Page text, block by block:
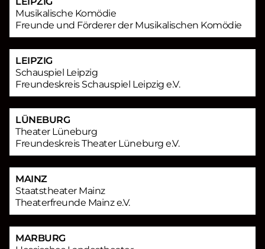
Musikalische Komödie
Freunde und Förderer der Musikalischen Komödie
LEIPZIG
Schauspiel Leipzig
Freundeskreis Schauspiel Leipzig e.V.
LÜNEBURG
Theater Lüneburg
Freundeskreis Theater Lüneburg e.V.
MAINZ
Staatstheater Mainz
Theaterfreunde Mainz e.V.
MARBURG